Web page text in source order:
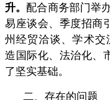
亟待提高。针对涉外企业
普法形式较为单一，多为
为主，缺乏互动性和场景
治宣传资源匮乏，导致
护、签证管理等法规了解
空间。三是涉外法律人才